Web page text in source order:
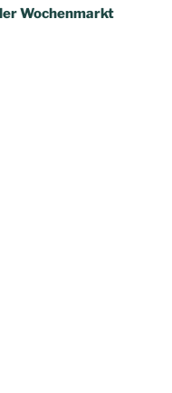
Wochenmarkt